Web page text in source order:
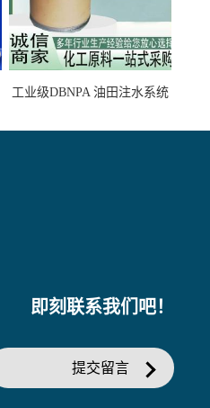
工业级DBNPA 油田注水系统
即刻联系我们吧！
提交留言